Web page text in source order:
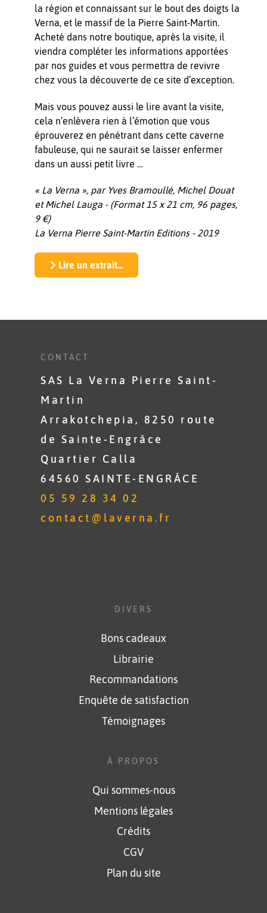
la région et connaissant sur le bout des doigts la
Verna, et le massif de la Pierre Saint-Martin.
Acheté dans notre boutique, après la visite, il
viendra compléter les informations apportées
par nos guides et vous permettra de revivre
chez vous la découverte de ce site d’exception.
Mais vous pouvez aussi le lire avant la visite,
cela n’enlèvera rien à l’émotion que vous
éprouverez en pénétrant dans cette caverne
fabuleuse, qui ne saurait se laisser enfermer
dans un aussi petit livre …
« La Verna », par Yves Bramoullé, Michel Douat
et Michel Lauga - (Format 15 x 21 cm, 96 pages,
9 €)
La Verna Pierre Saint-Martin Editions - 2019
Lire un extrait...
CONTACT
SAS La Verna Pierre Saint-
Martin
Arrakotchepia, 8250 route
de Sainte-Engrâce
Quartier Calla
64560 SAINTE-ENGRÂCE
05 59 28 34 02
contact@laverna.fr
DIVERS
Bons cadeaux
Librairie
Recommandations
Enquête de satisfaction
Témoignages
À PROPOS
Qui sommes-nous
Mentions légales
Crédits
CGV
Plan du site